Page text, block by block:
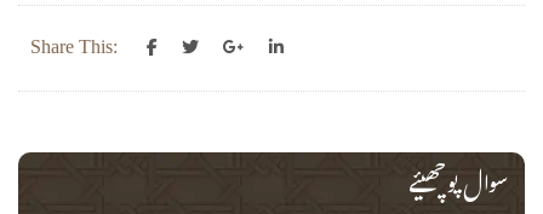
Share This:
سوال پوچھیئے